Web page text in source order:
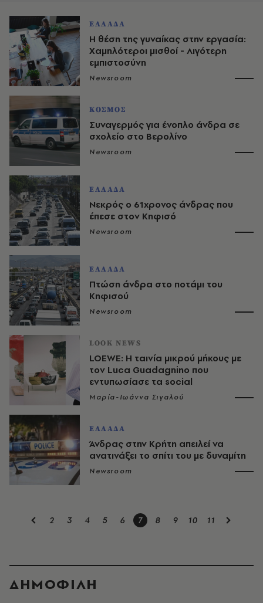
ΕΛΛΑΔΑ
Η θέση της γυναίκας στην εργασία:
Χαμηλότεροι μισθοί - Λιγότερη
εμπιστοσύνη
Newsroom
ΚΟΣΜΟΣ
Συναγερμός για ένοπλο άνδρα σε
σχολείο στο Βερολίνο
Newsroom
ΕΛΛΑΔΑ
Νεκρός ο 61χρονος άνδρας που
έπεσε στον Κηφισό
Newsroom
ΕΛΛΑΔΑ
Πτώση άνδρα στο ποτάμι του
Κηφισού
Newsroom
LOOK NEWS
LOEWE: Η ταινία μικρού μήκους με
τον Luca Guadagnino που
εντυπωσίασε τα social
Μαρία-Ιωάννα Σιγαλού
ΕΛΛΑΔΑ
Άνδρας στην Κρήτη απειλεί να
ανατινάξει το σπίτι του με δυναμίτη
Newsroom
2 3 4 5 6 7 8 9 10 11
ΔΗΜΟΦΙΛΗ